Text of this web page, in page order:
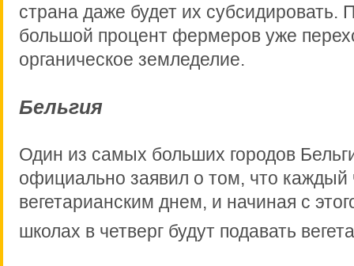
страна даже будет их субсидировать.
большой процент фермеров уже
органическое земледелие.
Бельгия
Один из самых больших городов
официально заявил о том, что каждый
вегетарианским днем, и начиная с
школах в четверг будут подавать